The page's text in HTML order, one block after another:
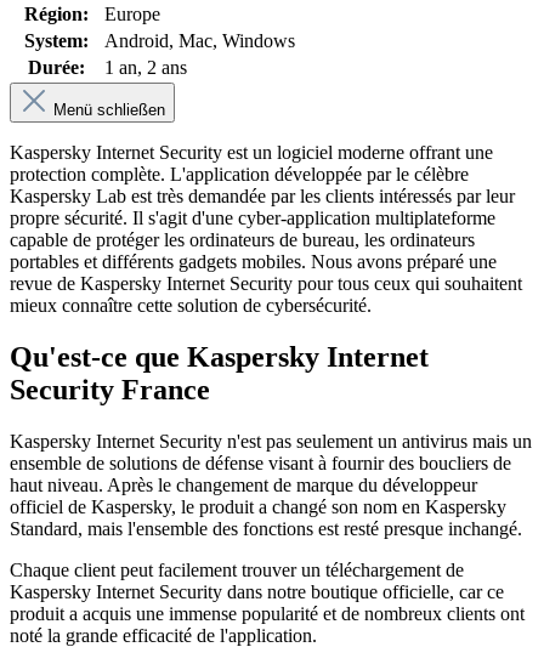
Région:
Europe
System:
Android, Mac, Windows
Durée:
1 an, 2 ans
Menü schließen
Kaspersky Internet Security est un logiciel moderne offrant une
protection complète. L'application développée par le célèbre
Kaspersky Lab est très demandée par les clients intéressés par leur
propre sécurité. Il s'agit d'une cyber-application multiplateforme
capable de protéger les ordinateurs de bureau, les ordinateurs
portables et différents gadgets mobiles. Nous avons préparé une
revue de Kaspersky Internet Security pour tous ceux qui souhaitent
mieux connaître cette solution de cybersécurité.
Qu'est-ce que Kaspersky Internet
Security France
Kaspersky Internet Security n'est pas seulement un antivirus mais un
ensemble de solutions de défense visant à fournir des boucliers de
haut niveau. Après le changement de marque du développeur
officiel de Kaspersky, le produit a changé son nom en Kaspersky
Standard, mais l'ensemble des fonctions est resté presque inchangé.
Chaque client peut facilement trouver un téléchargement de
Kaspersky Internet Security dans notre boutique officielle, car ce
produit a acquis une immense popularité et de nombreux clients ont
noté la grande efficacité de l'application.